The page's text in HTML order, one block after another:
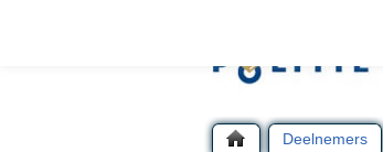
Deelnemers